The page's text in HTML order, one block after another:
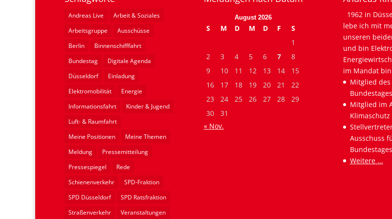
Andreas Live
Arbeit & Soziales
Arbeitsgruppe
Ausschüsse
Berlin
Binnenschifffahrt
Bundestag
Digitale Agenda
Düsseldorf
Einladung
Elektromobilität
Energie
Informationsfahrt
Kinder & Jugend
Luft- & Raumfahrt
Meine Positionen
Meine Themen
Meldung
Pressemitteilung
Pressespiegel
Rede
Schienenverkehr
SPD-Fraktion
SPD Düsseldorf
SPD Ratsfraktion
Straßenverkehr
Veranstaltungen
August 2026
S M D M D F
S
1
2
3 4 5 6 7
8
9
10 11 12 13 14
15
16
17 18 19 20 21
22
23
24 25 26 27 28
29
30
31
« Nov.
1962 in
lebe ich mit
unseren
und bin
im Mandat
Mitglied
Bundestages
Mitglied im
Ausschuss
Bundestages
Weitere ...